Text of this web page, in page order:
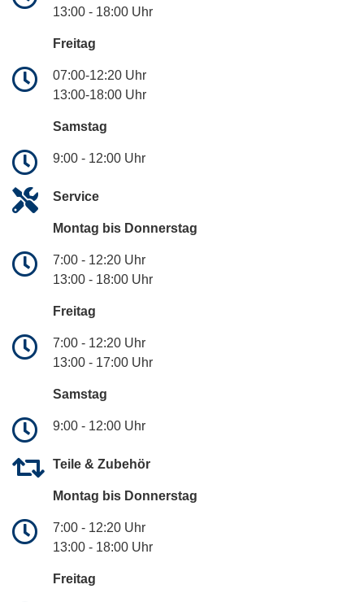
13:00 - 18:00 Uhr
Freitag
07:00-12:20 Uhr
13:00-18:00 Uhr
Samstag
9:00 - 12:00 Uhr
Service
Montag bis Donnerstag
7:00 - 12:20 Uhr
13:00 - 18:00 Uhr
Freitag
7:00 - 12:20 Uhr
13:00 - 17:00 Uhr
Samstag
9:00 - 12:00 Uhr
Teile & Zubehör
Montag bis Donnerstag
7:00 - 12:20 Uhr
13:00 - 18:00 Uhr
Freitag